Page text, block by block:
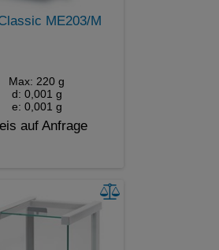
ME203/M
Max: 220 g
d: 0,001 g
e: 0,001 g
auf Anfrage